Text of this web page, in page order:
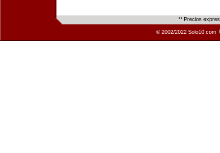
** Precios
© 2002/2022 Solo10.com